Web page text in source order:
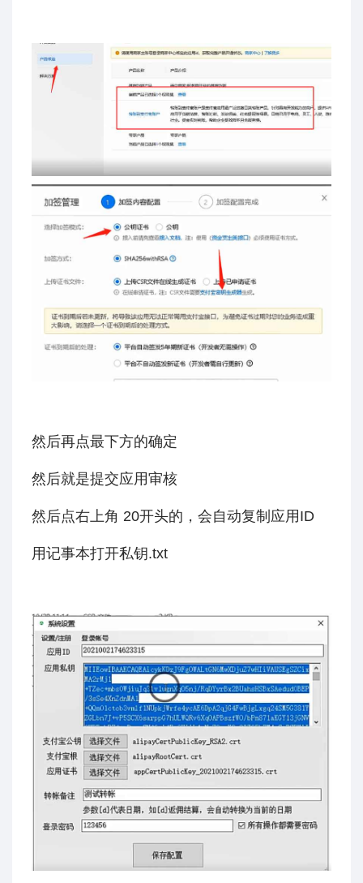
然后再点最下方的确定
然后就是提交应用审核
然后点右上角 20开头的，会自动复制应用ID
用记事本打开私钥.txt